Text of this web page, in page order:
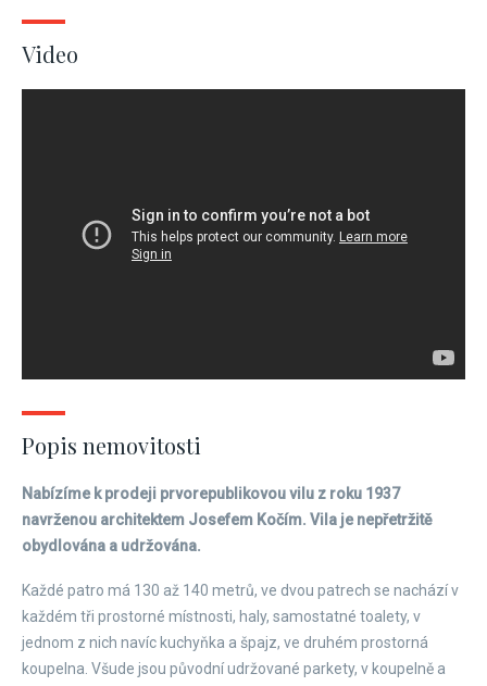
Video
Popis nemovitosti
Nabízíme k prodeji prvorepublikovou vilu z roku 1937
navrženou architektem Josefem Kočím. Vila je nepřetržitě
obydlována a udržována.
Každé patro má 130 až 140 metrů, ve dvou patrech se nachází v
každém tři prostorné místnosti, haly, samostatné toalety, v
jednom z nich navíc kuchyňka a špajz, ve druhém prostorná
koupelna. Všude jsou původní udržované parkety, v koupelně a